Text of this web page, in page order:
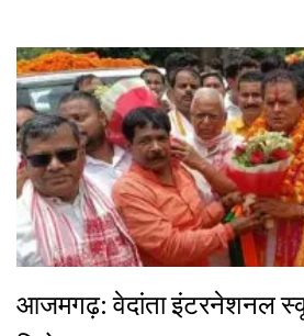
आजमगढ़: वेदांता इंटरनेशनल